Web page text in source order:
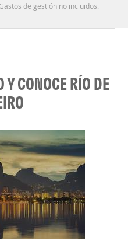
de gestión no incluidos.
Y CONOCE RÍO DE